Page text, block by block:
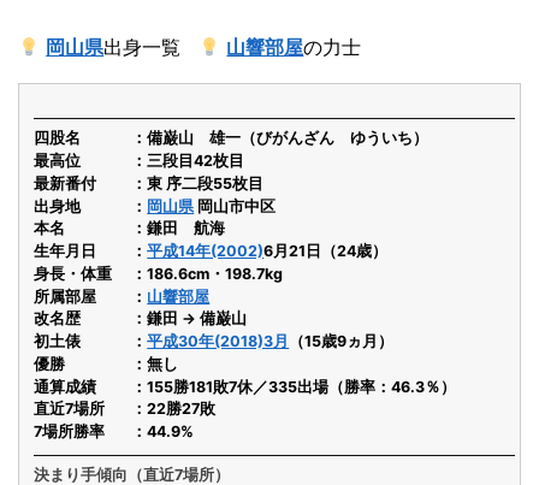
岡山県出身一覧 山響部屋の力士
四股名
備巌山 雄一（びがんざん ゆういち）
最高位
三段目42枚目
最新番付
東 序二段55枚目
出身地
岡山県 岡山市中区
本名
鎌田 航海
生年月日
平成14年(2002)6月21日（24歳）
身長・体重
186.6cm・198.7kg
所属部屋
山響部屋
改名歴
鎌田 → 備巌山
初土俵
平成30年(2018)3月
（15歳9ヵ月）
優勝
無し
通算成績
155勝181敗7休／335出場（勝率：46.3％）
直近7場所
22勝27敗
7場所勝率
44.9%
決まり手傾向（直近7場所）